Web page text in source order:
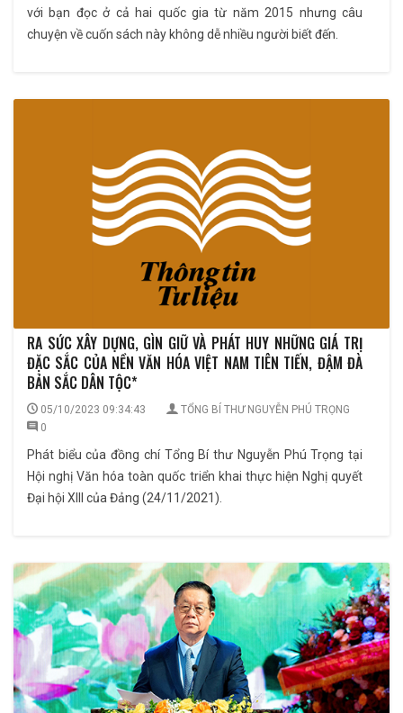
với bạn đọc ở cả hai quốc gia từ năm 2015 nhưng câu
chuyện về cuốn sách này không dễ nhiều người biết đến.
RA SỨC XÂY DỰNG, GÌN GIỮ VÀ PHÁT HUY NHỮNG GIÁ TRỊ
ĐẶC SẮC CỦA NỀN VĂN HÓA VIỆT NAM TIÊN TIẾN, ĐẬM ĐÀ
BẢN SẮC DÂN TỘC*
05/10/2023 09:34:43
TỔNG BÍ THƯ NGUYỄN PHÚ TRỌNG
0
Phát biểu của đồng chí Tổng Bí thư Nguyễn Phú Trọng tại
Hội nghị Văn hóa toàn quốc triển khai thực hiện Nghị quyết
Đại hội XIII của Đảng (24/11/2021).